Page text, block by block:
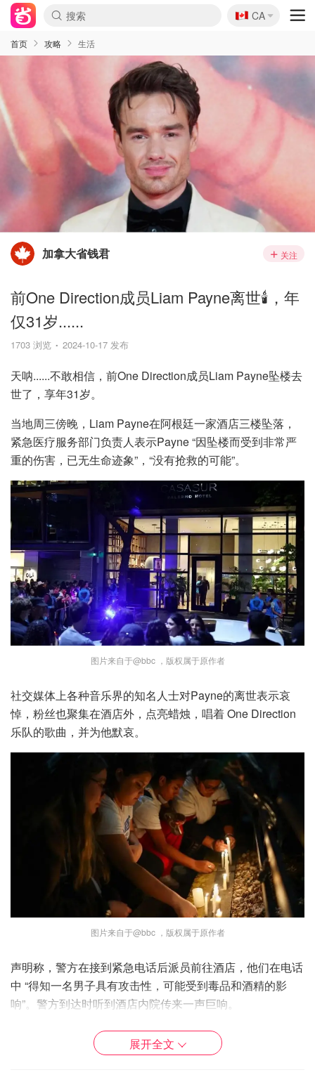
🇨🇦
CA
首页 攻略 生活
加拿大省钱君 关注
前One Direction成员Liam Payne离世🕯️，年
仅31岁......
1703 浏览 2024-10-17 发布
天呐......不敢相信，前One Direction成员Liam Payne坠楼去
世了，享年31岁。
当地周三傍晚，Liam Payne在阿根廷一家酒店三楼坠落，
紧急医疗服务部门负责人表示Payne “因坠楼而受到非常严
重的伤害，已无生命迹象”，“没有抢救的可能”。
图片来自于@bbc ，版权属于原作者
社交媒体上各种音乐界的知名人士对Payne的离世表示哀
悼，粉丝也聚集在酒店外，点亮蜡烛，唱着 One Direction
乐队的歌曲，并为他默哀。
图片来自于@bbc ，版权属于原作者
声明称，警方在接到紧急电话后派员前往酒店，他们在电话
中 “得知一名男子具有攻击性，可能受到毒品和酒精的影
响”。警方到达时听到酒店内院传来一声巨响。
展开全文